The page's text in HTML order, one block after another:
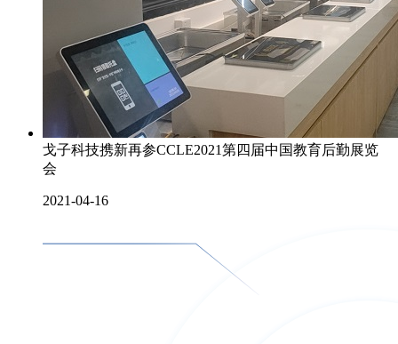
戈子科技携新再参CCLE2021第四届中国教育后勤展览
会
2021-04-16